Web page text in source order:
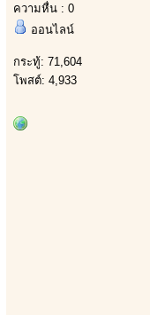
ความหื่น : 0
ออนไลน์
กระทู้: 71,604
โพสต์: 4,933